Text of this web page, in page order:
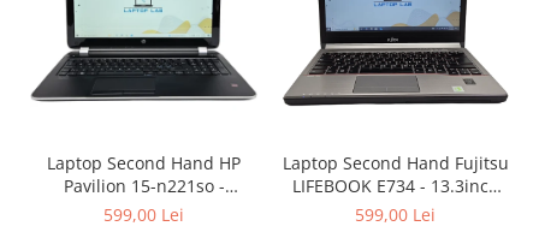
Laptop Second Hand HP
Pavilion 15-n221so -
15.6inch AMD A6-5200 1GB
599,00 Lei
Laptop Second Hand Fujitsu
LIFEBOOK E734 - 13.3inch
Intel I5-4310M 8GB RAM
599,00 Lei